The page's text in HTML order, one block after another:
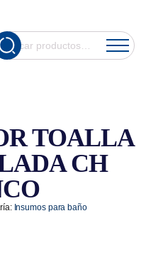
hay
TOALLA
CH
Insumos para baño